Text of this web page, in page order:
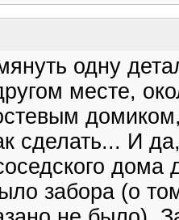
одну
месте,
сделать... И
забора (о